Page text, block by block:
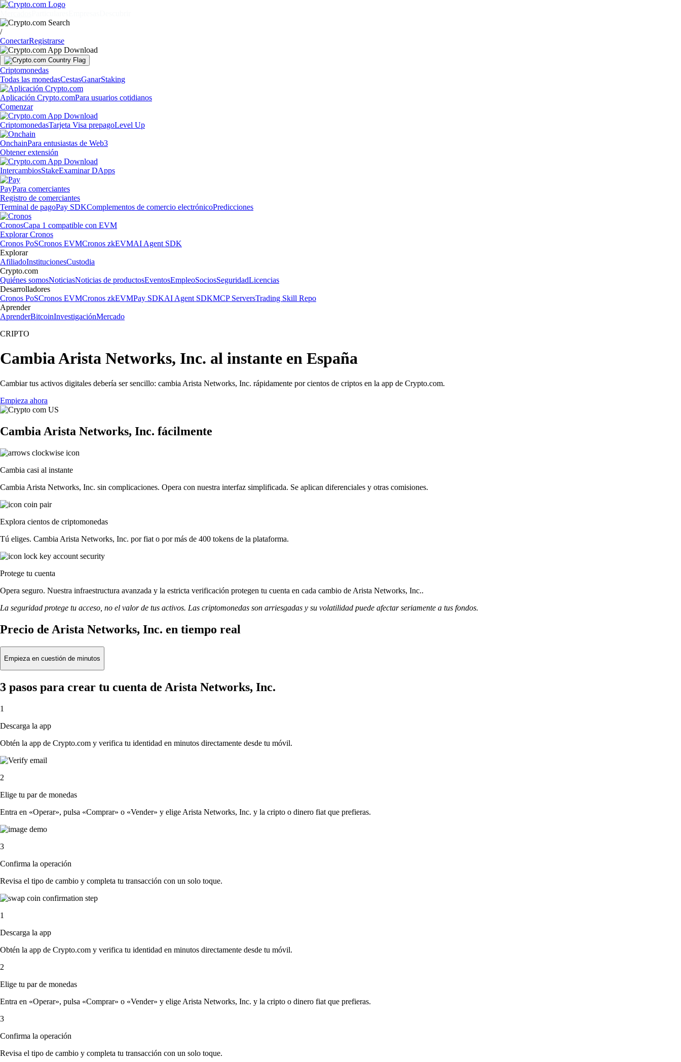
/
ConectarRegistrarse
Criptomonedas
Todas las monedasCestasGanarStaking
Aplicación Crypto.comPara usuarios cotidianos
Comenzar
CriptomonedasTarjeta Visa prepagoLevel Up
OnchainPara entusiastas de Web3
Obtener extensión
IntercambiosStakeExaminar DApps
PayPara comerciantes
Registro de comerciantes
Terminal de pagoPay SDKComplementos de comercio electrónicoPredicciones
CronosCapa 1 compatible con EVM
Explorar Cronos
Cronos PoSCronos EVMCronos zkEVMAI Agent SDK
Explorar
AfiliadoInstitucionesCustodia
Crypto.com
Quiénes somosNoticiasNoticias de productosEventosEmpleoSociosSeguridadLicencias
Desarrolladores
Cronos PoSCronos EVMCronos zkEVMPay SDKAI Agent SDKMCP ServersTrading Skill Repo
Aprender
AprenderBitcoinInvestigaciónMercado
CRIPTO
Cambia Arista Networks, Inc. al instante en España
Cambiar tus activos digitales debería ser sencillo: cambia Arista Networks, Inc. rápidamente por cientos de criptos en la app de Crypto.com.
Empieza ahora
Cambia Arista Networks, Inc. fácilmente
Cambia casi al instante
Cambia Arista Networks, Inc. sin complicaciones. Opera con nuestra interfaz simplificada. Se aplican diferenciales y otras comisiones.
Explora cientos de criptomonedas
Tú eliges. Cambia Arista Networks, Inc. por fiat o por más de 400 tokens de la plataforma.
Protege tu cuenta
Opera seguro. Nuestra infraestructura avanzada y la estricta verificación protegen tu cuenta en cada cambio de Arista Networks, Inc..
La seguridad protege tu acceso, no el valor de tus activos. Las criptomonedas son arriesgadas y su volatilidad puede afectar seriamente a tus fondos.
Precio de Arista Networks, Inc. en tiempo real
Empieza en cuestión de minutos
3 pasos para crear tu cuenta de Arista Networks, Inc.
1
Descarga la app
Obtén la app de Crypto.com y verifica tu identidad en minutos directamente desde tu móvil.
2
Elige tu par de monedas
Entra en «Operar», pulsa «Comprar» o «Vender» y elige Arista Networks, Inc. y la cripto o dinero fiat que prefieras.
3
Confirma la operación
Revisa el tipo de cambio y completa tu transacción con un solo toque.
1
Descarga la app
Obtén la app de Crypto.com y verifica tu identidad en minutos directamente desde tu móvil.
2
Elige tu par de monedas
Entra en «Operar», pulsa «Comprar» o «Vender» y elige Arista Networks, Inc. y la cripto o dinero fiat que prefieras.
3
Confirma la operación
Revisa el tipo de cambio y completa tu transacción con un solo toque.